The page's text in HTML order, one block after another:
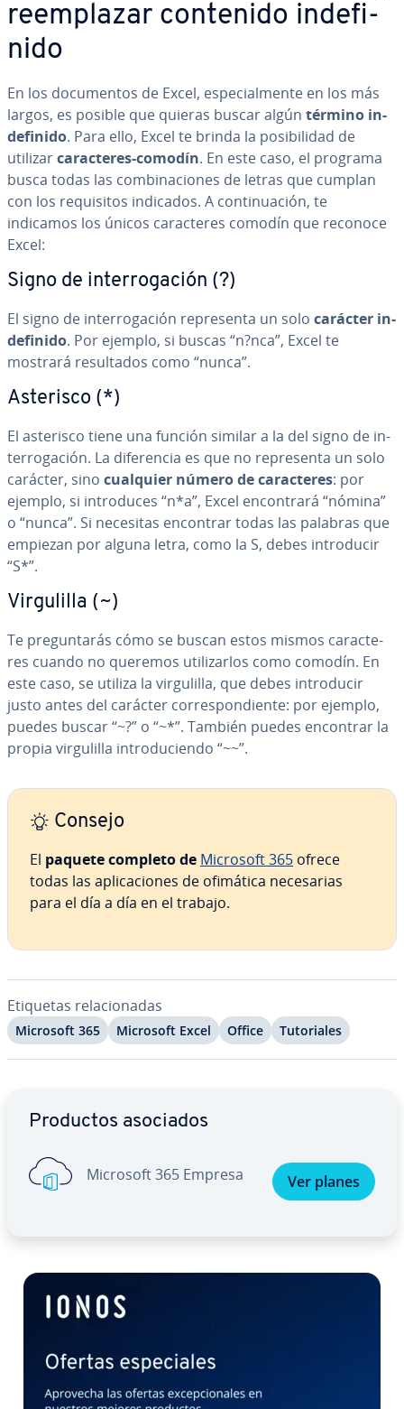
re­em­pla­zar contenido in­de­fi­
ni­do
En los do­cu­me­n­tos de Excel, es­pe­cia­l­me­n­te en los más
largos, es posible que quieras buscar algún término in­
de­fi­ni­do. Para ello, Excel te brinda la po­si­bi­li­dad de
utilizarca­ra­c­te­res-comodín. En este caso, el programa
busca todas las co­m­bi­na­cio­nes de letras que cumplan
con los re­qui­si­tos indicados. A co­n­ti­nua­ción, te
indicamos los únicos ca­ra­c­te­res comodín que reconoce
Excel:
Signo de in­te­rro­ga­ción (?)
El signo de in­te­rro­ga­ción re­pre­se­n­ta un solo carácter in­
de­fi­ni­do. Por ejemplo, si buscas “n?nca”, Excel te
mostrará re­su­l­ta­dos como “nunca”.
Asterisco (*)
El asterisco tiene una función similar a la del signo de in­
te­rro­ga­ción. La di­fe­re­n­cia es que no re­pre­se­n­ta un solo
carácter, sino cualquier número de ca­ra­c­te­res: por
ejemplo, si in­tro­du­ces “n*a”, Excel en­co­n­tra­rá “nómina”
o “nunca”. Si necesitas encontrar todas las palabras que
empiezan por alguna letra, como la S, debes in­tro­du­cir
“S*”.
Vi­r­gu­li­lla (~)
Te pre­gu­n­ta­rás cómo se buscan estos mismos ca­ra­c­te­
res cuando no queremos uti­li­zar­los como comodín. En
este caso, se utiliza la vi­r­gu­li­lla, que debes in­tro­du­cir
justo antes del carácter co­rre­s­po­n­die­n­te: por ejemplo,
puedes buscar “~?” o “~*”. También puedes encontrar la
propia vi­r­gu­li­lla in­tro­du­cie­n­do “~~”.
Consejo
El paquete completo de Microsoft 365 ofrece
todas las apli­ca­cio­nes de ofimática ne­ce­sa­rias
para el día a día en el trabajo.
Etiquetas re­la­cio­na­das
Microsoft 365 Microsoft Excel Office Tu­to­ria­les
Productos asociados
Microsoft 365 Empresa Ver planes